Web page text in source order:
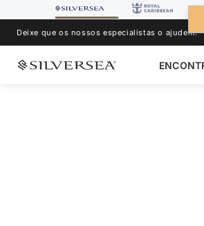
Deixe que os nossos especialistas o ajudem.